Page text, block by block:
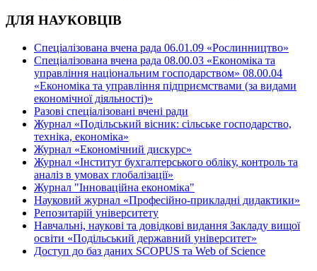
ДЛЯ НАУКОВЦІВ
Спеціалізована вчена рада 06.01.09 «Рослинництво»
Спеціалізована вчена рада 08.00.03 «Економіка та
управління національним господарством» 08.00.04
«Економіка та управління підприємствами (за видами
економічної діяльності)»
Разові спеціалізовані вчені ради
Журнал «Подільський вісник: сільське господарство,
техніка, економіка»
Журнал «Економічний дискурс»
Журнал «Інститут бухгалтерського обліку, контроль та
аналіз в умовах глобалізації»
Журнал "Інноваційна економіка"
Науковий журнал «Професійно-прикладні дидактики»
Репозитарій університету
Навчальні, наукові та довідкові видання Закладу вищої
освіти «Подільський державний університет»
Доступ до баз даних SCOPUS та Web of Science